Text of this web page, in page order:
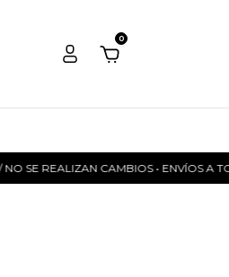
0
CAMBIOS • ENVÍOS A TODO